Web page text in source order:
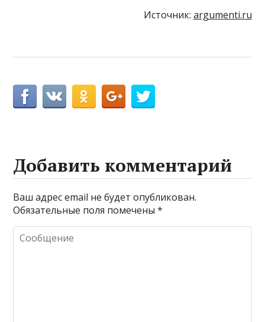
Источник: argumenti.ru
Добавить комментарий
Ваш адрес email не будет опубликован.
Обязательные поля помечены*